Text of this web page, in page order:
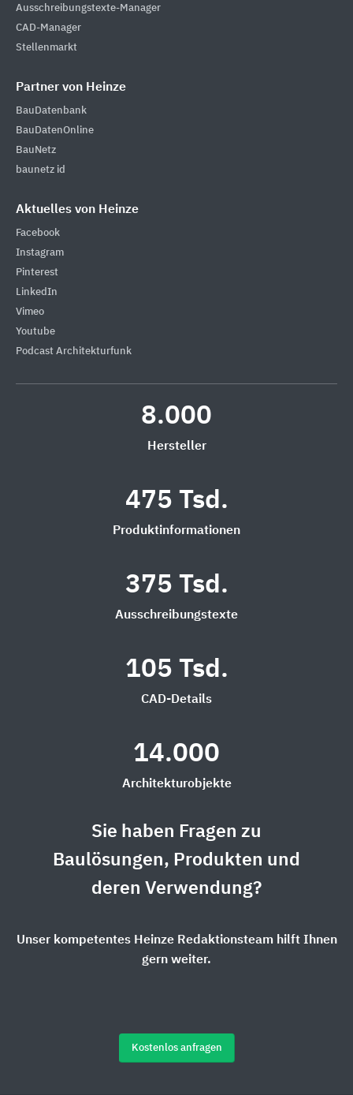
Ausschreibungstexte-Manager
CAD-Manager
Stellenmarkt
Partner von Heinze
BauDatenbank
BauDatenOnline
BauNetz
baunetz id
Aktuelles von Heinze
Facebook
Instagram
Pinterest
LinkedIn
Vimeo
Youtube
Podcast Architekturfunk
8.000
Hersteller
475 Tsd.
Produktinformationen
375 Tsd.
Ausschreibungstexte
105 Tsd.
CAD-Details
14.000
Architekturobjekte
Sie haben Fragen zu
Baulösungen, Produkten und
deren Verwendung?
Unser kompetentes Heinze Redaktionsteam hilft Ihnen
gern weiter.
Kostenlos anfragen